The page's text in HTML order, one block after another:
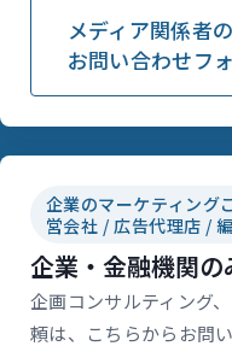
メディア関係者
お問い合わせフ
企業のマーケティング
営会社 / 広告代理店 /
企業・金融機関の
企画コンサルティング
頼は、こちらからお問